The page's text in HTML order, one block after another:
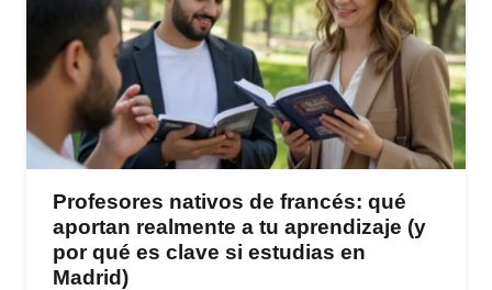
Profesores nativos de francés: qué
aportan realmente a tu aprendizaje (y
por qué es clave si estudias en
Madrid)